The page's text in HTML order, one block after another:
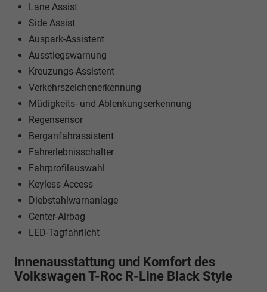
Lane Assist
Side Assist
Auspark-Assistent
Ausstiegswarnung
Kreuzungs-Assistent
Verkehrszeichenerkennung
Müdigkeits- und Ablenkungserkennung
Regensensor
Berganfahrassistent
Fahrerlebnisschalter
Fahrprofilauswahl
Keyless Access
Diebstahlwarnanlage
Center-Airbag
LED-Tagfahrlicht
Innenausstattung und Komfort des
Volkswagen T-Roc R-Line Black Style